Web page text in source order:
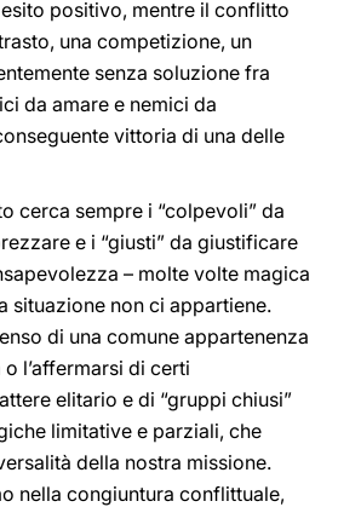
positivo, mentre il conflitto
una competizione, un
senza soluzione fra
da amare e nemici da
vittoria di una delle
cerca sempre i “colpevoli” da
e i “giusti” da giustificare
– molte volte magica
situazione non ci appartiene.
di una comune appartenenza
l’affermarsi di certi
elitario e di “gruppi chiusi”
limitative e parziali, che
della nostra missione.
nella congiuntura conflittuale,